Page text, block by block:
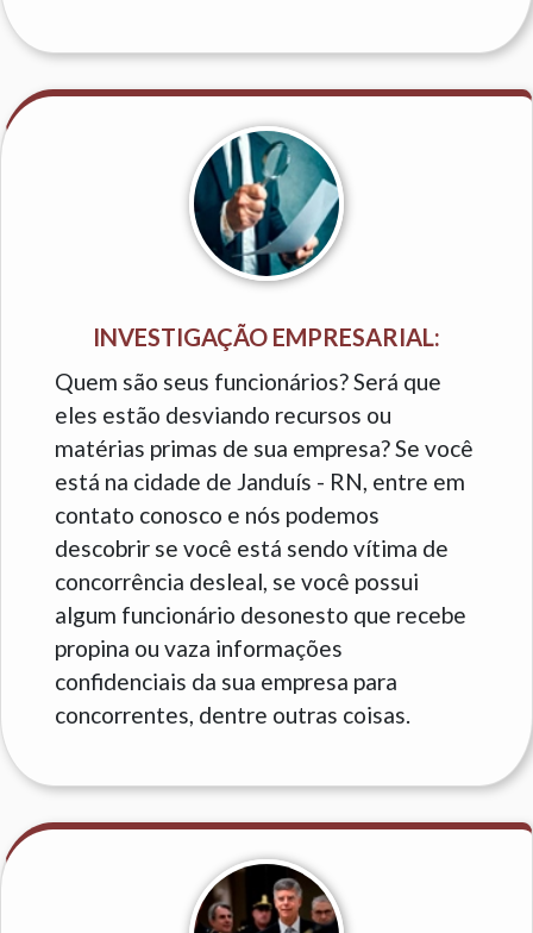
INVESTIGAÇÃO EMPRESARIAL:
Quem são seus funcionários? Será que
eles estão desviando recursos ou
matérias primas de sua empresa? Se você
está na cidade de Janduís - RN, entre em
contato conosco e nós podemos
descobrir se você está sendo vítima de
concorrência desleal, se você possui
algum funcionário desonesto que recebe
propina ou vaza informações
confidenciais da sua empresa para
concorrentes, dentre outras coisas.